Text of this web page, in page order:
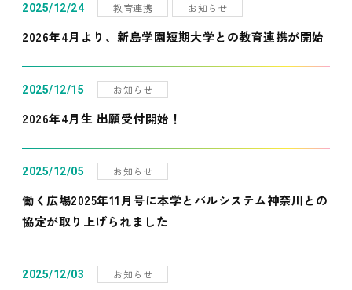
2025/12/24 教育連携 お知らせ
2026年4月より、新島学園短期大学との教育連携が開始
2025/12/15 お知らせ
2026年4月生 出願受付開始！
2025/12/05 お知らせ
働く広場2025年11月号に本学とパルシステム神奈川との
協定が取り上げられました
2025/12/03 お知らせ